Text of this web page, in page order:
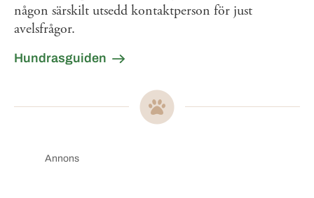
någon särskilt utsedd kontaktperson för just
avelsfrågor.
Hundrasguiden
Annons